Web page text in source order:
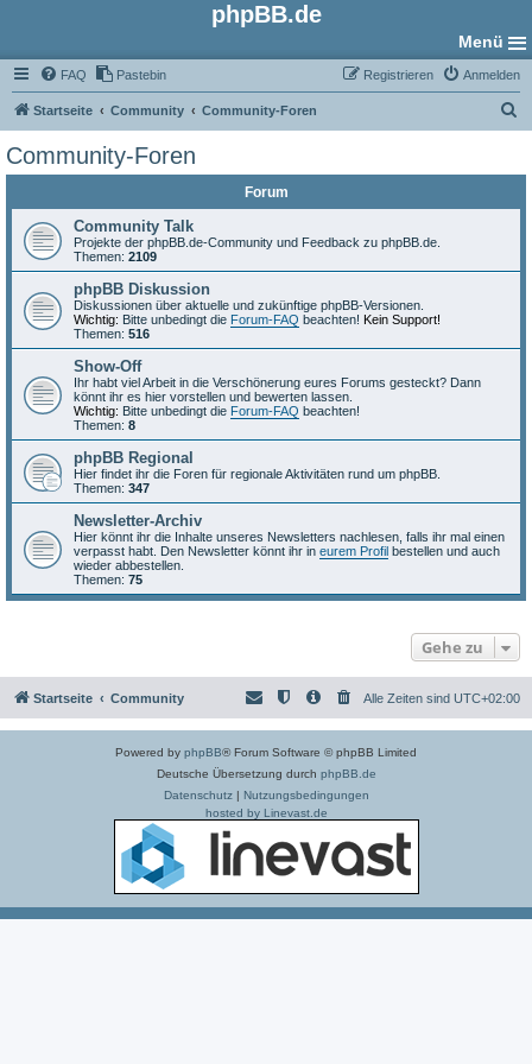
phpBB.de
Menü
FAQ Pastebin Anmelden
Registrieren
Startseite Community Community-Foren
Community-Foren
Forum
Community Talk
Projekte der phpBB.de-Community und Feedback zu phpBB.de.
Themen: 2109
phpBB Diskussion
Diskussionen über aktuelle und zukünftige phpBB-Versionen.
Wichtig: Bitte unbedingt die Forum-FAQ beachten! Kein Support!
Themen: 516
Show-Off
Ihr habt viel Arbeit in die Verschönerung eures Forums gesteckt? Dann
könnt ihr es hier vorstellen und bewerten lassen.
Wichtig: Bitte unbedingt die Forum-FAQ beachten!
Themen: 8
phpBB Regional
Hier findet ihr die Foren für regionale Aktivitäten rund um phpBB.
Themen: 347
Newsletter-Archiv
Hier könnt ihr die Inhalte unseres Newsletters nachlesen, falls ihr mal einen
verpasst habt. Den Newsletter könnt ihr in eurem Profil bestellen und auch
wieder abbestellen.
Themen: 75
Gehe zu
Startseite Community Alle Zeiten sind UTC+02:00
Powered by phpBB® Forum Software © phpBB Limited
Deutsche Übersetzung durch phpBB.de
Datenschutz| Nutzungsbedingungen
hosted by Linevast.de